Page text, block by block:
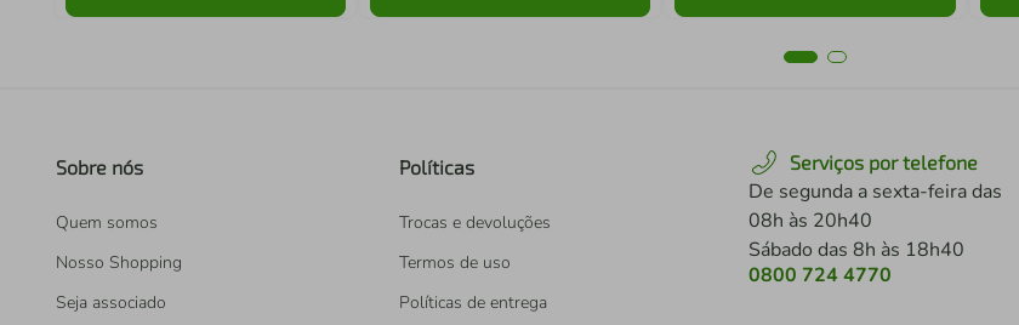
Sobre nós
Quem somos
Nosso Shopping
Seja associado
Políticas
Trocas e devoluções
Termos de uso
Políticas de entrega
Serviços por telefone
De segunda a sexta-feira das
08h às 20h40
Sábado das 8h às 18h40
0800 724 4770